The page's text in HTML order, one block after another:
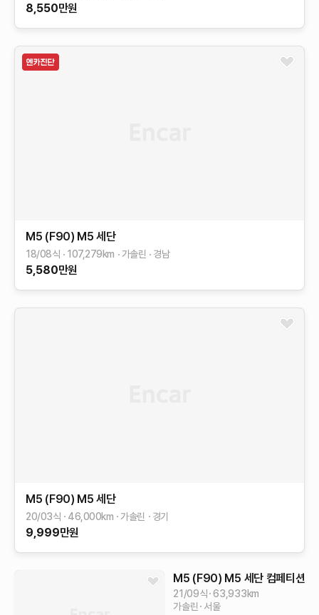
8,550만원
M5 (F90) M5 세단
18/08식 107,279km 가솔린 경남
5,580만원
M5 (F90) M5 세단
20/03식 46,000km 가솔린 경기
9,999만원
M5 (F90) M5 세단 컴페티션
21/09식 63,933km
가솔린
서울